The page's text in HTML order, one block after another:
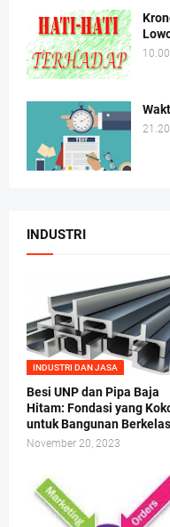
INDUSTRI
INDUSTRI DAN JASA
Besi UNP dan Pipa Baja
Hitam: Fondasi yang
untuk Bangunan Berkelas
November 20, 2023